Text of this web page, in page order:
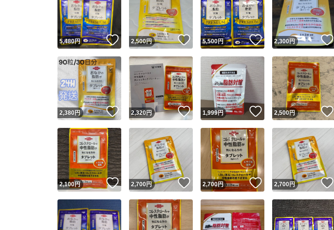
5,480円 いいね！
2,500円 いいね！
5,500円 いいね！
2,300円
2,380円 いいね！
2,320円 いいね！
1,999円 いいね！
2,500円
2,100円 いいね！
2,700円 いいね！
2,700円 いいね！
2,700円